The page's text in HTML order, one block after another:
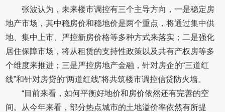
张波认为，未来楼市调控有三个主导方向，一是稳定房
地产市场，其中稳房价和稳地价是两个重点，将通过集中供
地、集中上市、严控新房价格等多种方式来落实；二是强化
居住保障市场，将从租赁的支持性政策以及共有产权房等多
个维度来推进；三是严控房地产金融，针对房企的“三道红
线”和针对房贷的“两道红线”将共筑楼市调控信贷防火墙。
“目前来看，如何平衡好地价和房价依然还有完善的空
间。从今年来看，部分热点城市的土地溢价率依然有所提